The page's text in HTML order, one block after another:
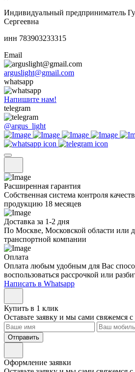
Индивидуальный предприниматель
Сергеевна
инн 783903233315
Email
arguslight@gmail.com
whatsapp
Напишите нам!
telegram
@argus_light
Расширенная гарантия
Собственная система контроля
продукцию 18 месяцев
Доставка за 1-2 дня
По Москве, Московской области или
транспортной компании
Оплата
Оплата любым удобным для Вас
воспользоваться рассрочкой или
Написать в Whatsapp
Купить в 1 клик
Оставьте заявку и мы сами свяжемся
Отправить
Оформление заявки